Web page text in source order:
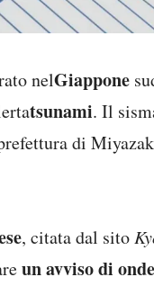
nelGiappone
tsunami. Il
di
, citata dal sito
un avviso di